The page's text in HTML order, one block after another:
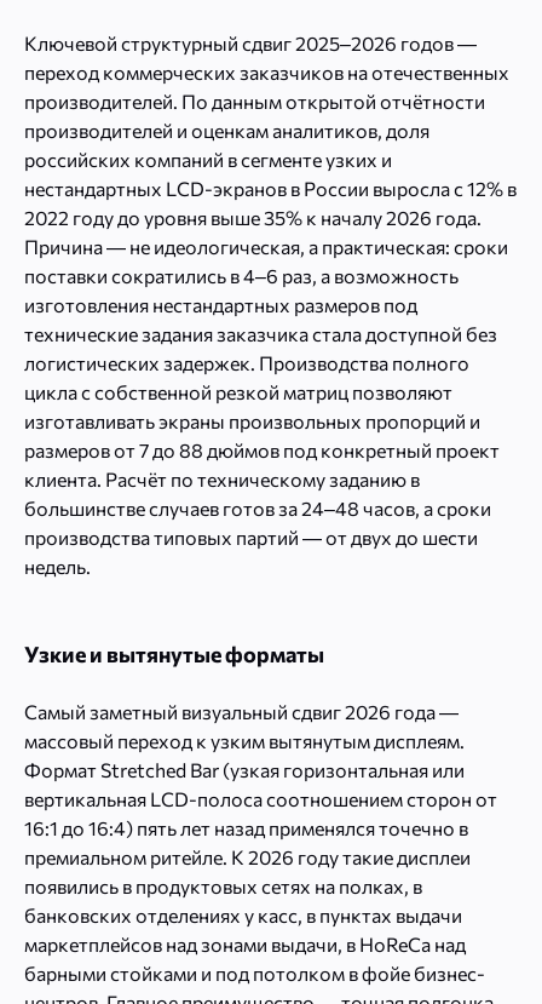
Ключевой структурный сдвиг 2025–2026 годов —
переход коммерческих заказчиков на отечественных
производителей. По данным открытой отчётности
производителей и оценкам аналитиков, доля
российских компаний в сегменте узких и
нестандартных LCD-экранов в России выросла с 12% в
2022 году до уровня выше 35% к началу 2026 года.
Причина — не идеологическая, а практическая: сроки
поставки сократились в 4–6 раз, а возможность
изготовления нестандартных размеров под
технические задания заказчика стала доступной без
логистических задержек. Производства полного
цикла с собственной резкой матриц позволяют
изготавливать экраны произвольных пропорций и
размеров от 7 до 88 дюймов под конкретный проект
клиента. Расчёт по техническому заданию в
большинстве случаев готов за 24–48 часов, а сроки
производства типовых партий — от двух до шести
недель.
Узкие и вытянутые форматы
Самый заметный визуальный сдвиг 2026 года —
массовый переход к узким вытянутым дисплеям.
Формат Stretched Bar (узкая горизонтальная или
вертикальная LCD-полоса соотношением сторон от
16:1 до 16:4) пять лет назад применялся точечно в
премиальном ритейле. К 2026 году такие дисплеи
появились в продуктовых сетях на полках, в
банковских отделениях у касс, в пунктах выдачи
маркетплейсов над зонами выдачи, в HoReCa над
барными стойками и под потолком в фойе бизнес-